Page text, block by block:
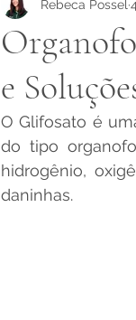
e
Rebeca Possel
O Glifosato é
do tipo
hidrogênio,
daninhas.